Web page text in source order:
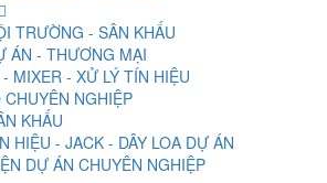
TRƯỜNG - SÂN KHẤU
ÁN - THƯƠNG MẠI
- MIXER - XỬ LÝ TÍN HIỆU
CHUYÊN NGHIỆP
KHẤU
HIỆU - JACK - DÂY LOA DỰ ÁN
DỰ ÁN CHUYÊN NGHIỆP